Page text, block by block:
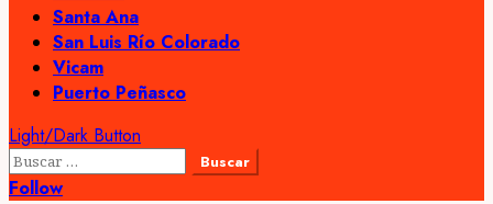
Santa Ana
San Luis Río Colorado
Vicam
Puerto Peñasco
Light/Dark Button
Buscar:
Follow